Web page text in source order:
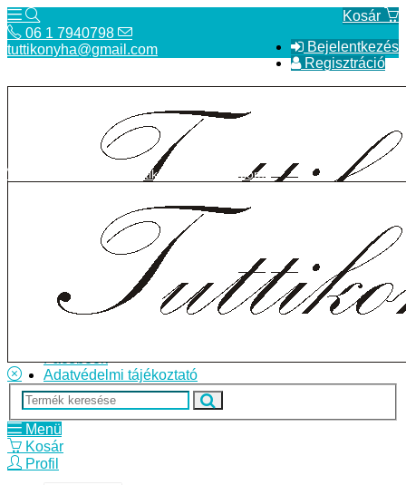
Kosár
Bejelentkezés
Regisztráció
06 1 7940798
tuttikonyha@gmail.com
Telefon
Szállítás
Facebook
Adatvédelmi tájékoztató
tuttikonyha@gmail.com
Menü
Kosár
Profil